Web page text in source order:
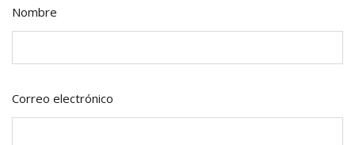
Nombre
Correo electrónico